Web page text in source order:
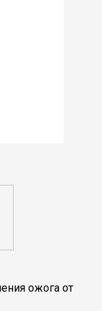
ожога от